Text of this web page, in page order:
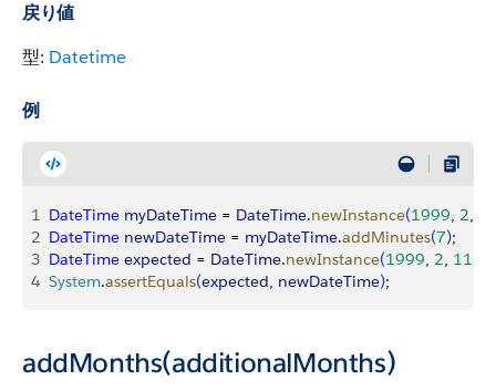
戻り値
型: Datetime
例
1 DateTime myDateTime = DateTime.newInstance(1999, 2,
2 DateTime newDateTime = myDateTime.addMinutes(7);
3 DateTime expected = DateTime.newInstance(1999, 2, 11
4 System.assertEquals(expected, newDateTime);
addMonths(additionalMonths)